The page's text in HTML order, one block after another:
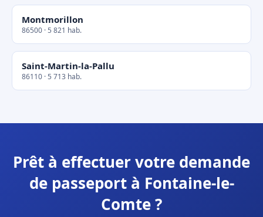
Montmorillon
86500 · 5 821 hab.
Saint-Martin-la-Pallu
86110 · 5 713 hab.
Prêt à effectuer votre demande
de passeport à Fontaine-le-
Comte ?